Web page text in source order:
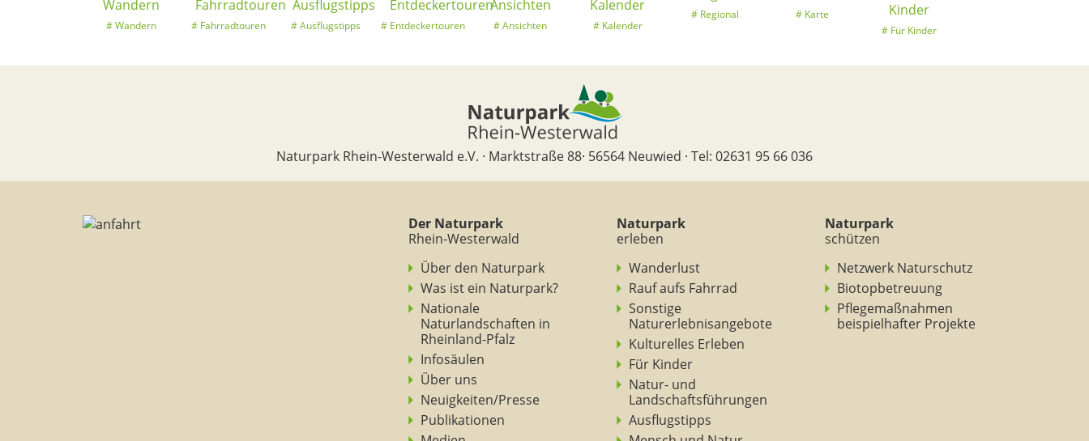
Wandern Fahrradtouren Ausflugstipps Entdeckertouren Ansichten Kalender
Regional
Karte
Für Kinder
Naturpark Rhein-Westerwald e.V. · Marktstraße 88· 56564 Neuwied · Tel: 02631 95 66 036
Der Naturpark
Rhein-Westerwald
Über den Naturpark
Was ist ein Naturpark?
Nationale
Naturlandschaften in
Rheinland-Pfalz
Infosäulen
Über uns
Neuigkeiten/Presse
Publikationen
Naturpark
erleben
Wanderlust
Rauf aufs Fahrrad
Sonstige
Naturerlebnisangebote
Kulturelles Erleben
Für Kinder
Natur- und
Landschaftsführungen
Ausflugstipps
Naturpark
schützen
Netzwerk Naturschutz
Biotopbetreuung
Pflegemaßnahmen
beispielhafter Projekte